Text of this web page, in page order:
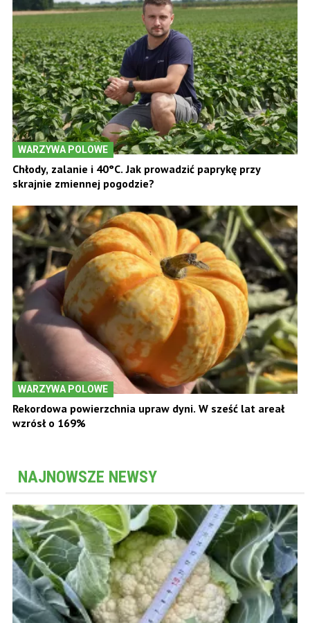
WARZYWA POLOWE
Chłody, zalanie i 40°C. Jak prowadzić paprykę przy
skrajnie zmiennej pogodzie?
WARZYWA POLOWE
Rekordowa powierzchnia upraw dyni. W sześć lat areał
wzrósł o 169%
NAJNOWSZE NEWSY